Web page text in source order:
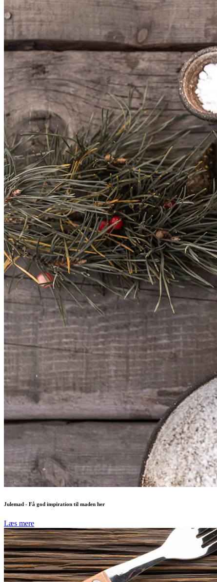
Julemad - Få god inspiration til maden her
Læs mere